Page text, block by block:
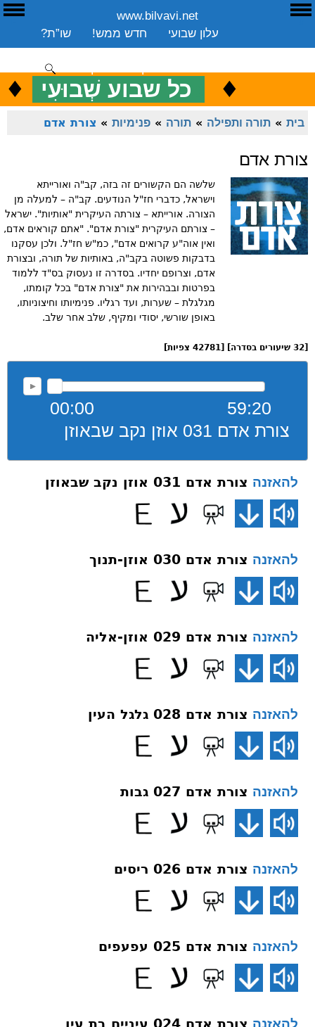
www.bilvavi.net
שו”ת?
חדש ממש!
עלון שבועי
שיעורים שבועי
ספרים
ארכיון
סקירה כללית
ENGLISH ♦ כל שבוע שְׁבוּעִי ♦
בית » תורה ותפילה » תורה » פנימיות » צורת אדם
צורת אדם
שלשה הם הקשורים זה בזה, קב"ה ואורייתא
וישראל, כדברי חז"ל הנודעים. קב"ה – למעלה מן
הצורה. אורייתא – צורתה העיקרית "אותיות". ישראל
– צורתם העיקרית "צורת אדם". "אתם קוראים אדם,
ואין אוה"ע קרואים אדם", כמ"ש חז"ל. ולכן עסקנו
בדבקות פשוטה בקב"ה, באותיות של תורה, ובצורת
אדם, וצרופם יחדיו. בסדרה זו נעסוק בס"ד ללמוד
בפרטות ובבהירות את "צורת אדם" בכל קומתו,
מגלגלת – שערות, ועד רגליו. פנימיותו וחיצוניותו,
באופן שורשי, יסודי ומקיף, שלב אחר שלב.
00:00
59:20
צורת אדם 031 אוזן נקב שבאוזן
להאזנה צורת אדם 031 אוזן נקב שבאוזן
להאזנה צורת אדם 030 אוזן-תנוך
להאזנה צורת אדם 029 אוזן-אליה
להאזנה צורת אדם 028 גלגל העין
להאזנה צורת אדם 027 גבות
להאזנה צורת אדם 026 ריסים
להאזנה צורת אדם 025 עפעפים
להאזנה